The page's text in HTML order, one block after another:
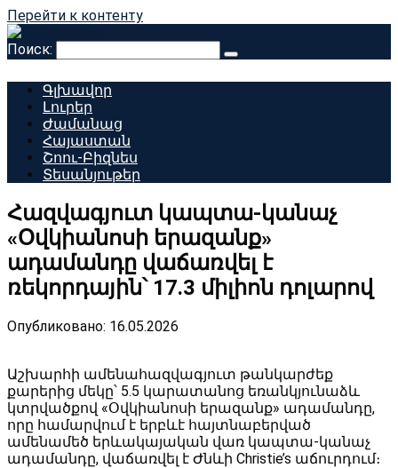
Перейти к контенту
Поиск:
Գլխավոր
Լուրեր
Ժամանաց
Հայաստան
Շոու-Բիզնես
Տեսանյութեր
Հազվագյուտ կապտա-կանաչ
«Օվկիանոսի երազանք»
ադամանդը վաճառվել է
ռեկորդային՝ 17.3 միլիոն դոլարով
Опубликовано: 16.05.2026
Աշխարհի ամենահազվագյուտ թանկարժեք
քարերից մեկը՝ 5.5 կարատանոց եռանկյունաձև
կտրվածքով «Օվկիանոսի երազանք» ադամանդը,
որը համարվում է երբևէ հայտնաբերված
ամենամեծ երևակայական վառ կապտա-կանաչ
ադամանդը, վաճառվել է Ժնևի Christie’s աճուրդում։